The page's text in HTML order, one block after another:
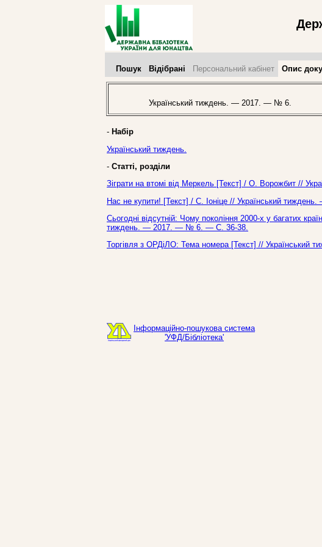
Пошук Відібрані Персональний кабінет Опис
Український тиждень. — 2017. — № 6.
- Набір
Український тиждень.
- Статті, розділи
Зіграти на втомі від Меркель [Текст] / О. Ворожбит //
Нас не купити! [Текст] / С. Іоніце // Український
Сьогодні відсутній: Чому покоління 2000-х у багатих
тиждень. — 2017. — № 6. — С. 36-38.
Торгівля з ОРДіЛО: Тема номера [Текст] //
Інформаційно-пошукова система
'УФД/Бібліотека'